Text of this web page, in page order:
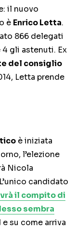
il nuovo
è Enrico Letta.
866 delegati
4 gli astenuti. Ex
del consiglio
Letta prende
è iniziata
l’elezione
Nicola
candidato
il compito di
sembra
su come arriva